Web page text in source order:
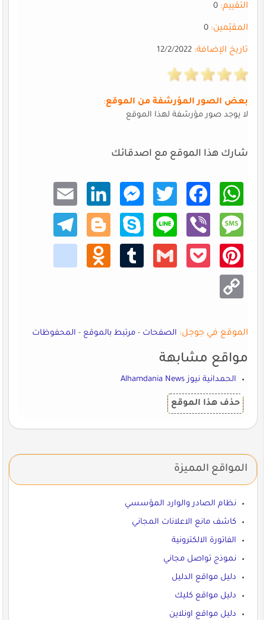
التقييم:0
المقيّمين:0
تاريخ الإضافة:12/2/2022
بعض الصور المؤرشفة من الموقع:
لا يوجد صور مؤرشفة لهذا الموقع
شارك هذا الموقع مع اصدقائك
What
sApp
Faceb
ook
Twitt
er
Mess
enger
Linke
dIn
Email
Mess
age
Viber
Line
Skype
Blogg
er
Teleg
ram
Pinte
rest
Pocke
Gmail
Tumb
Odno
klass
niki
Copy
Link
الموقع في جوجل: الصفحات-مرتبط بالموقع-المحفوظات
مواقع مشابهة
الحمدانية نيوز Alhamdania News
حذف هذا الموقع
المواقع المميزة
نظام الصادر والوارد المؤسسي
كاشف مانع الاعلانات المجاني
الفاتورة الالكترونية
نموذج تواصل مجاني
دليل مواقع الدليل
دليل مواقع كليك
دليل مواقع اونلاين